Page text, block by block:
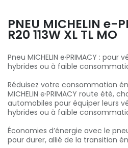
PNEU MICHELIN e-
R20 113W XL TL MO
Pneu MICHELIN e·PRIMACY :
hybrides ou à faible
Réduisez votre consommation
MICHELIN e·PRIMACY route été,
automobiles pour équiper leurs
hybrides ou à faible
Économies d’énergie avec le
pour durer, allié de la transition